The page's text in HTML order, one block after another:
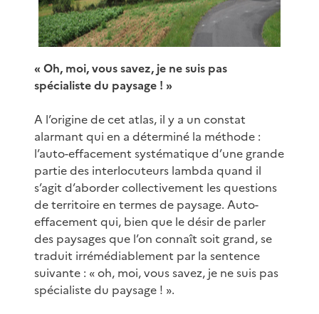
« Oh, moi, vous savez, je ne suis pas
spécialiste du paysage ! »
A l’origine de cet atlas, il y a un constat
alarmant qui en a déterminé la méthode :
l’auto-effacement systématique d’une grande
partie des interlocuteurs lambda quand il
s’agit d’aborder collectivement les questions
de territoire en termes de paysage. Auto-
effacement qui, bien que le désir de parler
des paysages que l’on connaît soit grand, se
traduit irrémédiablement par la sentence
suivante : « oh, moi, vous savez, je ne suis pas
spécialiste du paysage ! ».